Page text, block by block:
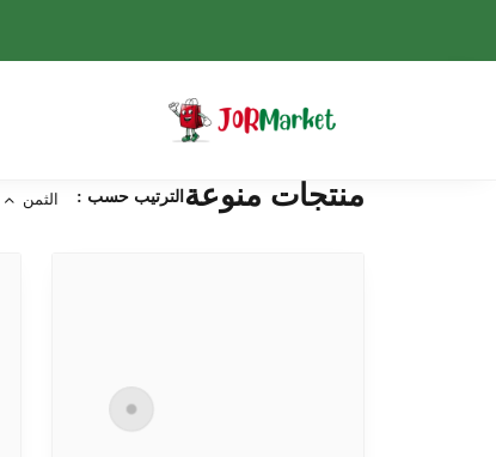
منتجات منوعة الترتيب حسب : الثمن